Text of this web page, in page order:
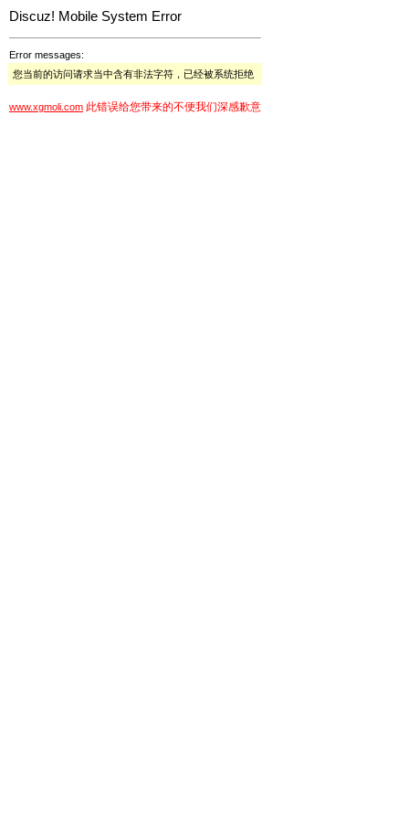
Discuz! Mobile System Error
Error messages:
您当前的访问请求当中含有非法字符，已经被系统拒绝
www.xgmoli.com 此错误给您带来的不便我们深感歉意